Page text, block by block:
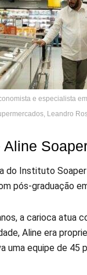
e especialista
Leandro
Aline
do Instituto
pós-graduação
a carioca atua
Aline era
uma equipe de 45